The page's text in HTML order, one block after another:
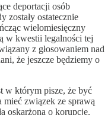
deportacji osób
zostały ostatecznie
wielomiesięczny
w kwestii legalności tej
z głosowaniem nad
że jeszcze będziemy o
w którym pisze, że być
związek ze sprawą
oskarżona o korupcję.